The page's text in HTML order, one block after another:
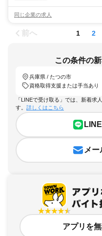
同じ企業の求人
前へ 1 2
この条件の
兵庫県 / たつの市
資格取得支援または手当あり
「LINEで受け取る」では、新着求
す。 詳しくはこちら
メ
アプリを